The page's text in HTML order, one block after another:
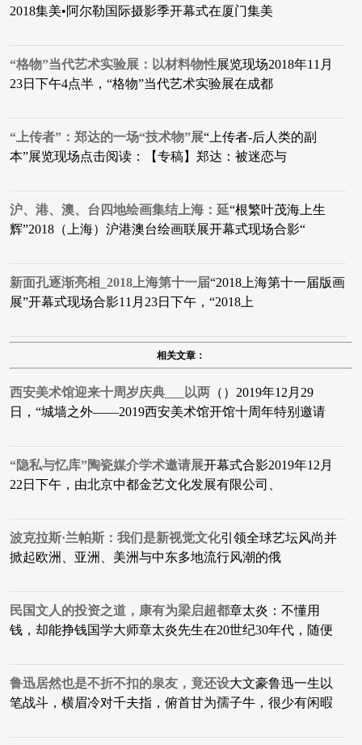
2018集美•阿尔勒国际摄影季开幕式在厦门集美
“格物”当代艺术实验展：以材料物性展览现场2018年11月
23日下午4点半，“格物”当代艺术实验展在成都
“上传者”：郑达的一场“技术物”展“上传者-后人类的副
本”展览现场点击阅读：【专稿】郑达：被迷恋与
沪、港、澳、台四地绘画集结上海：延“根繁叶茂海上生
辉”2018（上海）沪港澳台绘画联展开幕式现场合影“
新面孔逐渐亮相_2018上海第十一届“2018上海第十一届版画
展”开幕式现场合影11月23日下午，“2018上
相关文章：
西安美术馆迎来十周岁庆典___以两 （）2019年12月29
日，“城墙之外——2019西安美术馆开馆十周年特别邀请
“隐私与忆库”陶瓷媒介学术邀请展开幕式合影2019年12月
22日下午，由北京中都金艺文化发展有限公司、
波克拉斯·兰帕斯：我们是新视觉文化引领全球艺坛风尚并
掀起欧洲、亚洲、美洲与中东多地流行风潮的俄
民国文人的投资之道，康有为梁启超都​章太炎：不懂用
钱，却能挣钱国学大师章太炎先生在20世纪30年代，随便
鲁迅居然也是不折不扣的泉友，竟还设大文豪鲁迅一生以
笔战斗，横眉冷对千夫指，俯首甘为孺子牛，很少有闲暇